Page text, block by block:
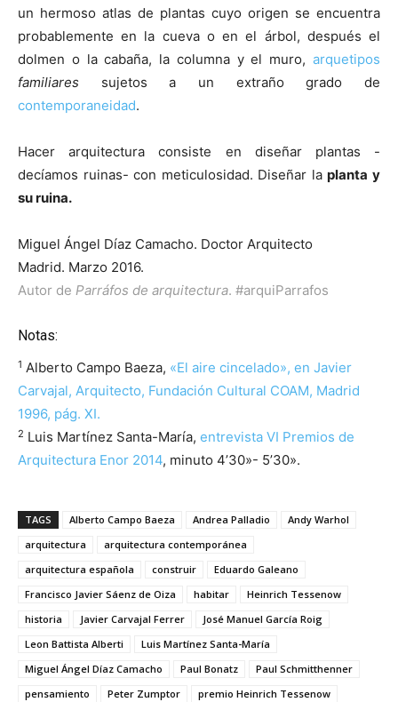
un hermoso atlas de plantas cuyo origen se encuentra
probablemente en la cueva o en el árbol, después el
dolmen o la cabaña, la columna y el muro, arquetipos
familiares sujetos a un extraño grado de
contemporaneidad.
Hacer arquitectura consiste en diseñar plantas -
decíamos ruinas- con meticulosidad. Diseñar laplanta y
su ruina.
Miguel Ángel Díaz Camacho. Doctor Arquitecto
Madrid. Marzo 2016.
Autor de Parráfos de arquitectura. #arquiParrafos
Notas:
1 Alberto Campo Baeza, «El aire cincelado», en Javier
Carvajal, Arquitecto, Fundación Cultural COAM, Madrid
1996, pág. XI.
2 Luis Martínez Santa-María, entrevista VI Premios de
Arquitectura Enor 2014, minuto 4’30»- 5’30».
TAGS Alberto Campo Baeza Andrea Palladio
Andy Warhol
arquitectura
arquitectura contemporánea
arquitectura española
construir
Eduardo Galeano
Francisco Javier Sáenz de Oiza
habitar
Heinrich Tessenow
historia
Javier Carvajal Ferrer
José Manuel García Roig
Leon Battista Alberti
Luis Martínez Santa-María
Miguel Ángel Díaz Camacho
Paul Bonatz
Paul Schmitthenner
pensamiento
Peter Zumptor premio Heinrich Tessenow